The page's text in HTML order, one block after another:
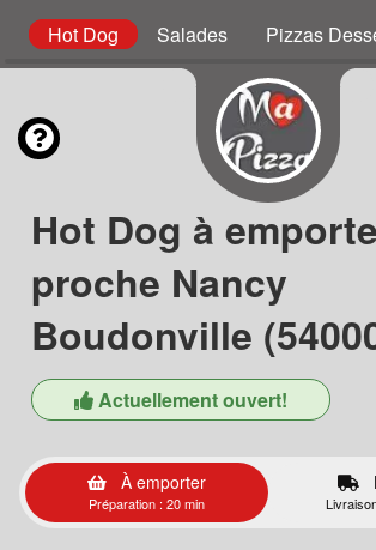
Hot Dog Salades Pizzas
Hot Dog à
proche Nancy
Boudonville
Actuellement ouvert!
À emporter
Préparation : 20 min